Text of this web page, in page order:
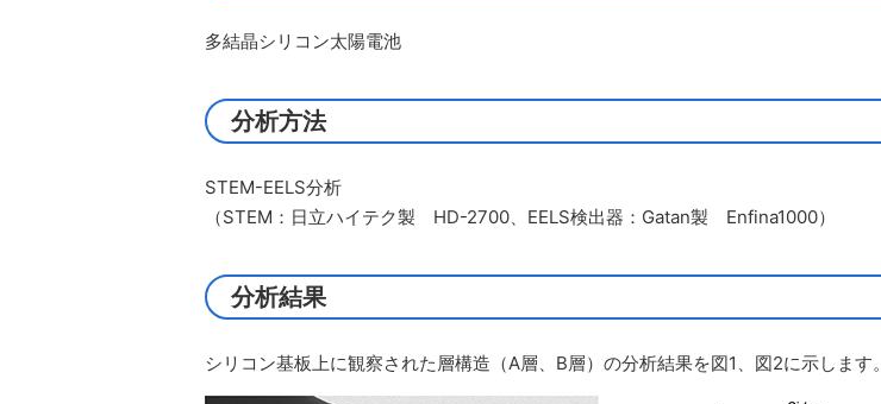
多結晶シリコン太陽電池
分析方法
STEM-EELS分析
（STEM：日立ハイテク製 HD-2700、EELS検出器：Gatan製 Enfina1000）
分析結果
シリコン基板上に観察された層構造（A層、B層）の分析結果を図1、図2に示します。